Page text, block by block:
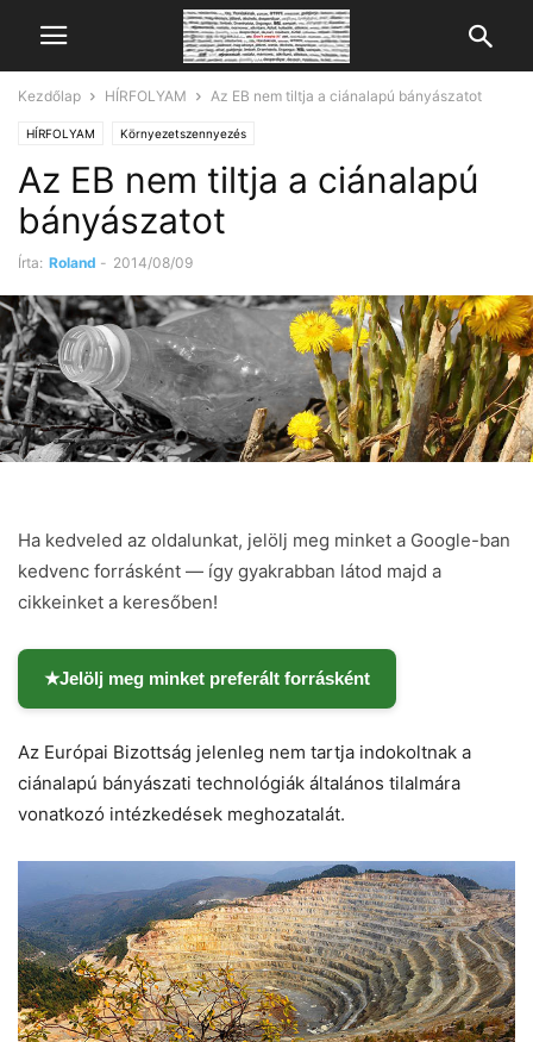
Kezdőlap HÍRFOLYAM Az EB nem tiltja a ciánalapú bányászatot
HÍRFOLYAM Környezetszennyezés
Az EB nem tiltja a ciánalapú
bányászatot
Írta: Roland - 2014/08/09
Ha kedveled az oldalunkat, jelölj meg minket a Google-ban
kedvenc forrásként — így gyakrabban látod majd a
cikkeinket a keresőben!
★Jelölj meg minket preferált forrásként
Az Európai Bizottság jelenleg nem tartja indokoltnak a
ciánalapú bányászati technológiák általános tilalmára
vonatkozó intézkedések meghozatalát.